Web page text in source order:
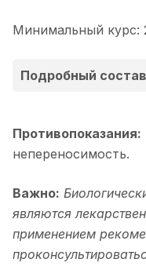
Минимальный курс:
Подробный
Наименование
компонентов
Метафильтрат
Bifidobacterium
adolescentis
Противопоказания:
непереносимость.
Важно:
являются
применением